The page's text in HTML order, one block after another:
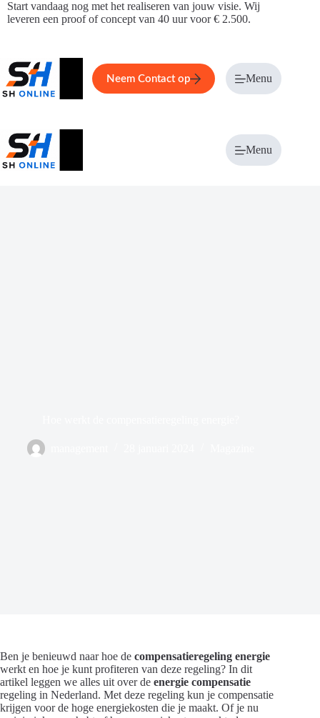
Ga
naar
Start vandaag nog met het realiseren van jouw visie. Wij
leveren een proof of concept van 40 uur voor € 2.500.
Home Service Over ons
Neem Contact op Menu
Menu
Ben je benieuwd naar hoe de compensatieregeling energie
werkt en hoe je kunt profiteren van deze regeling? In dit
artikel leggen we alles uit over de energie compensatie
regeling in Nederland. Met deze regeling kun je compensatie
krijgen voor de hoge energiekosten die je maakt. Of je nu